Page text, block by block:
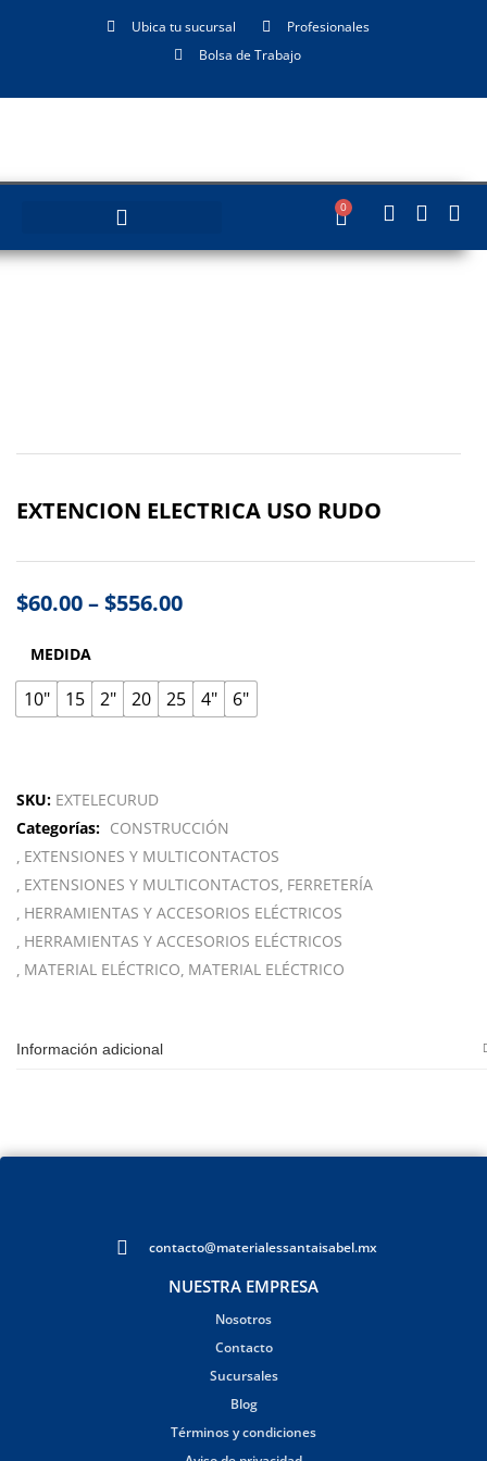
Ubica tu sucursal
Profesionales
Bolsa de Trabajo
0
EXTENCION ELECTRICA USO RUDO
$60.00–$556.00
MEDIDA
10" 15 2" 20 25 4" 6"
SKU: EXTELECURUD
Categorías: CONSTRUCCIÓN
EXTENSIONES Y MULTICONTACTOS
EXTENSIONES Y MULTICONTACTOS FERRETERÍA
HERRAMIENTAS Y ACCESORIOS ELÉCTRICOS
HERRAMIENTAS Y ACCESORIOS ELÉCTRICOS
MATERIAL ELÉCTRICO MATERIAL ELÉCTRICO
Información adicional
contacto@materialessantaisabel.mx
NUESTRA EMPRESA
Nosotros
Contacto
Sucursales
Blog
Términos y condiciones